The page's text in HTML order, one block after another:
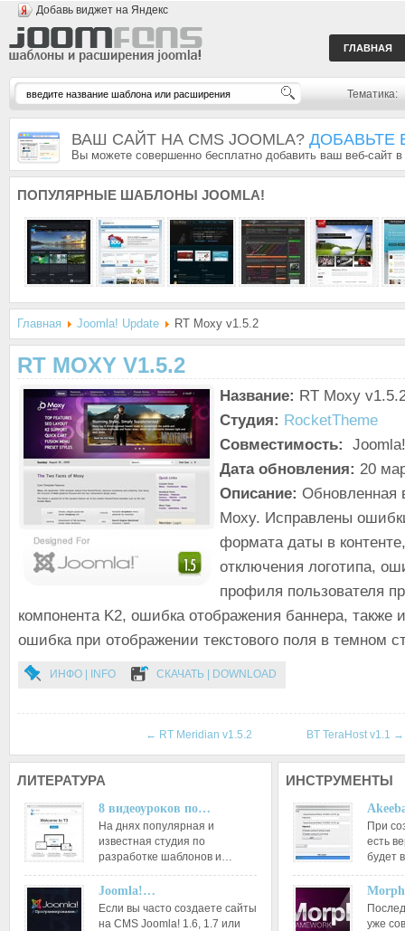
Добавь виджет на Яндекс
ГЛАВНАЯ
Тематика:
ВАШ САЙТ НА CMS JOOMLA? ДОБАВЬТЕ
Вы можете совершенно бесплатно добавить ваш веб-сайт
ПОПУЛЯРНЫЕ ШАБЛОНЫ JOOMLA!
Главная Joomla! Update RT Moxy v1.5.2
RT MOXY V1.5.2
Название: RT Moxy
Студия: RocketTheme
Совместимость:
Дата обновления: 20
Описание: Обновленная
Moxy. Исправлены
формата даты в
отключения логотипа,
профиля пользователя
компонента K2, ошибка отображения баннера, также
ошибка при отображении текстового поля в темном
ИНФО | INFO СКАЧАТЬ | DOWNLOAD
← RT Meridian v1.5.2 BT TeraHost v1.1 →
ЛИТЕРАТУРА
8 видеоуроков по…
На днях популярная и
известная студия по
разработке шаблонов и…
Joomla!…
Если вы часто создаете сайты
на CMS Joomla! 1.6, 1.7 или
ИНСТРУМЕНТЫ
При
есть
будет
уже